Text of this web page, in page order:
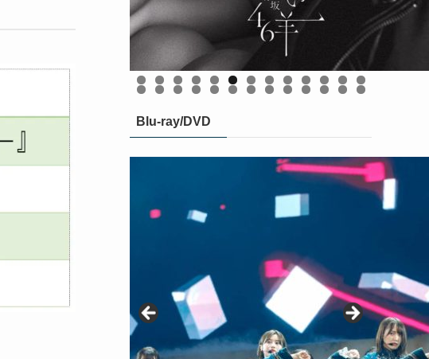
BAN (初回仕様限定盤 Type-A CD＋Blu-ray) [
BAN (初回仕様限定盤 Type-B CD＋Blu-ray) [
BAN (初回仕様限定盤 Type-C CD＋Blu-ray) [
BAN (初回仕様限定盤 Type-D CD＋Blu-ray) [
【楽天ブックス限定先着特典】BAN (通常盤)
(ステッカー(楽天ブックス絵柄)) [ 櫻坂46 ]
0 1 2 3
4 5 6 7 8 9 0 1 2 3 4 5 6
Blu-ray/DVD